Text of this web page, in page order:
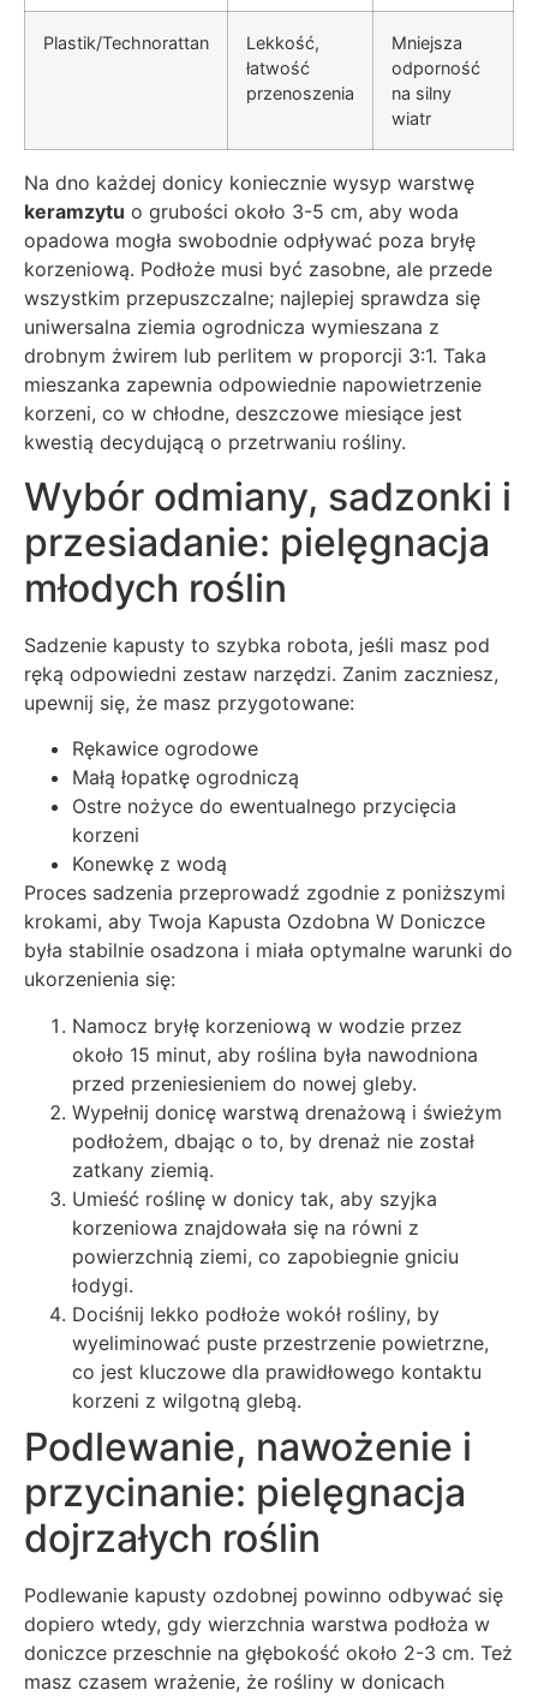
Plastik/Technorattan
Lekkość,
łatwość
przenoszenia
Mniejsza
odporność
na silny
wiatr
Na dno każdej donicy koniecznie wysyp warstwę
keramzytu o grubości około 3-5 cm, aby woda
opadowa mogła swobodnie odpływać poza bryłę
korzeniową. Podłoże musi być zasobne, ale przede
wszystkim przepuszczalne; najlepiej sprawdza się
uniwersalna ziemia ogrodnicza wymieszana z
drobnym żwirem lub perlitem w proporcji 3:1. Taka
mieszanka zapewnia odpowiednie napowietrzenie
korzeni, co w chłodne, deszczowe miesiące jest
kwestią decydującą o przetrwaniu rośliny.
Wybór odmiany, sadzonki i
przesiadanie: pielęgnacja
młodych roślin
Sadzenie kapusty to szybka robota, jeśli masz pod
ręką odpowiedni zestaw narzędzi. Zanim zaczniesz,
upewnij się, że masz przygotowane:
Rękawice ogrodowe
Małą łopatkę ogrodniczą
Ostre nożyce do ewentualnego przycięcia
korzeni
Konewkę z wodą
Proces sadzenia przeprowadź zgodnie z poniższymi
krokami, aby Twoja Kapusta Ozdobna W Doniczce
była stabilnie osadzona i miała optymalne warunki do
ukorzenienia się:
Namocz bryłę korzeniową w wodzie przez
około 15 minut, aby roślina była nawodniona
przed przeniesieniem do nowej gleby.
Wypełnij donicę warstwą drenażową i świeżym
podłożem, dbając o to, by drenaż nie został
zatkany ziemią.
Umieść roślinę w donicy tak, aby szyjka
korzeniowa znajdowała się na równi z
powierzchnią ziemi, co zapobiegnie gniciu
łodygi.
Dociśnij lekko podłoże wokół rośliny, by
wyeliminować puste przestrzenie powietrzne,
co jest kluczowe dla prawidłowego kontaktu
korzeni z wilgotną glebą.
Podlewanie, nawożenie i
przycinanie: pielęgnacja
dojrzałych roślin
Podlewanie kapusty ozdobnej powinno odbywać się
dopiero wtedy, gdy wierzchnia warstwa podłoża w
doniczce przeschnie na głębokość około 2-3 cm. Też
masz czasem wrażenie, że rośliny w donicach